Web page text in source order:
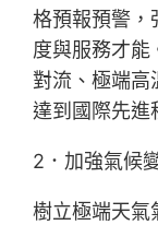
格預報預警，
度與服務才
對流、極端高
達到國際先進
2．加強氣候
樹立極端天氣